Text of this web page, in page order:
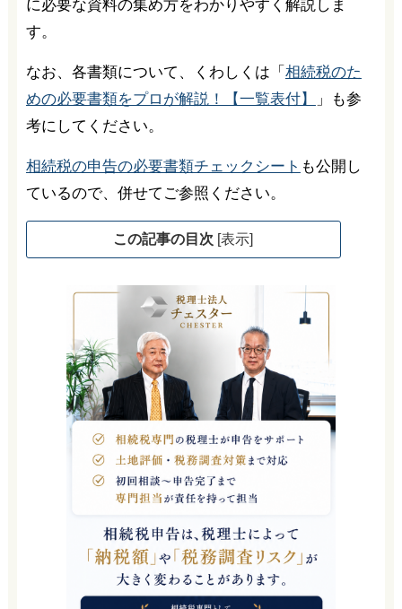
に必要な資料の集め方をわかりやすく解説しま
す。
なお、各書類について、くわしくは「 相続税のた
めの必要書類をプロが解説！【一覧表付】
」も参
考にしてください。
相続税の申告の必要書類チェックシート も公開し
ているので、併せてご参照ください。
この記事の目次 [表示]